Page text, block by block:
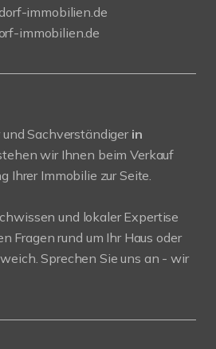
immobilien.de
immobilien.de
Sachverständigerin
wir Ihnen beim Verkauf
Ihrer Immobilie zur Seite.
und lokaler Expertise
Fragen rund um Ihr Haus oder
Sprechen Sie uns an - wir